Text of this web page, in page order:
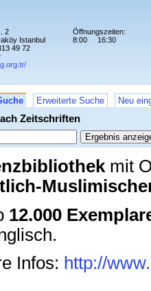
2
Istanbul
49 72
Öffnungszeiten:
8:00
16:30
Erweiterte Suche Neu
Zeitschriften
mit
12.000
Infos: http://